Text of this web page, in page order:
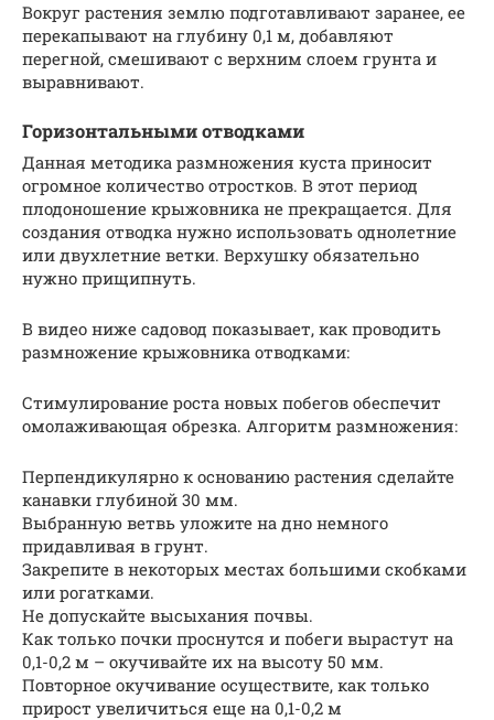
Вокруг растения землю подготавливают заранее, ее
перекапывают на глубину 0,1 м, добавляют
перегной, смешивают с верхним слоем грунта и
выравнивают.
Горизонтальными отводками
Данная методика размножения куста приносит
огромное количество отростков. В этот период
плодоношение крыжовника не прекращается. Для
создания отводка нужно использовать однолетние
или двухлетние ветки. Верхушку обязательно
нужно прищипнуть.
В видео ниже садовод показывает, как проводить
размножение крыжовника отводками:
Стимулирование роста новых побегов обеспечит
омолаживающая обрезка. Алгоритм размножения:
Перпендикулярно к основанию растения сделайте
канавки глубиной 30 мм.
Выбранную ветвь уложите на дно немного
придавливая в грунт.
Закрепите в некоторых местах большими скобками
или рогатками.
Не допускайте высыхания почвы.
Как только почки проснутся и побеги вырастут на
0,1-0,2 м – окучивайте их на высоту 50 мм.
Повторное окучивание осуществите, как только
прирост увеличиться еще на 0,1-0,2 м